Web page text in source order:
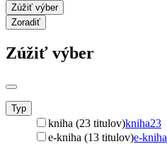
Zúžiť výber
Zoradiť
Zúžiť výber
Typ
kniha (23 titulov)kniha23
e-kniha (13 titulov)e-kniha